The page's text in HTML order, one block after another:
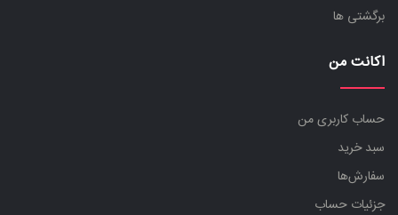
برگشتی ها
اکانت من
حساب کاربری من
سبد خرید
سفارش‌ها
جزئیات حساب